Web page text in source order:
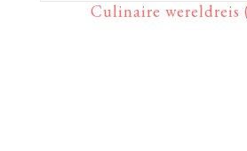
Culinaire wereldreis